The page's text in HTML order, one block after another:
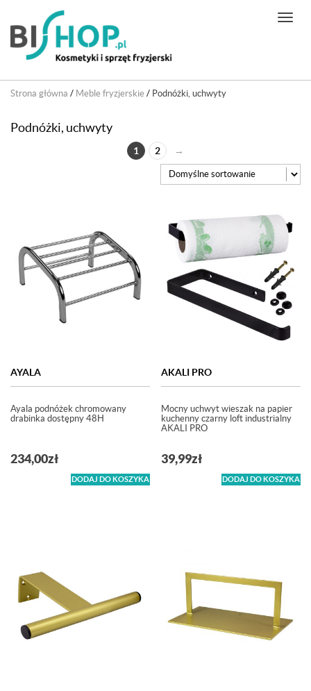
N
g
Strona główna / Meble fryzjerskie / Podnóżki, uchwyty
Podnóżki, uchwyty
1 2 →
AYALA
Ayala podnóżek chromowany
drabinka dostępny 48H
234,00zł
DODAJ DO KOSZYKA
AKALI PRO
Mocny uchwyt wieszak na papier
kuchenny czarny loft industrialny
AKALI PRO
39,99zł
DODAJ DO KOSZYKA